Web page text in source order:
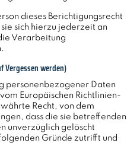
dieses Berichtigungsrecht
sich hierzu jederzeit an
Verarbeitung
Vergessen werden)
personenbezogener Daten
Europäischen Richtlinien-
Recht, von dem
dass die sie betreffenden
unverzüglich gelöscht
Gründe zutrifft und